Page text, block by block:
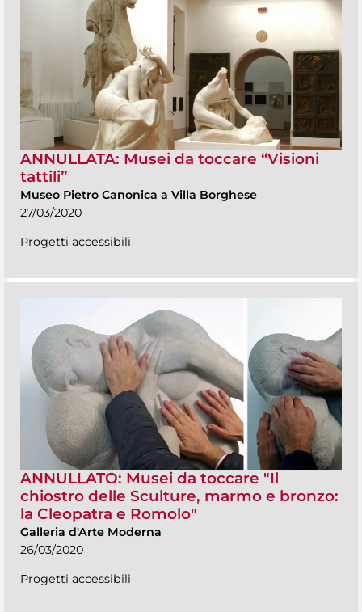
ANNULLATA: Musei da toccare “Visioni
tattili”
Museo Pietro Canonica a Villa Borghese
27/03/2020
Progetti accessibili
ANNULLATO: Musei da toccare "Il
chiostro delle Sculture, marmo e bronzo:
la Cleopatra e Romolo"
Galleria d'Arte Moderna
26/03/2020
Progetti accessibili